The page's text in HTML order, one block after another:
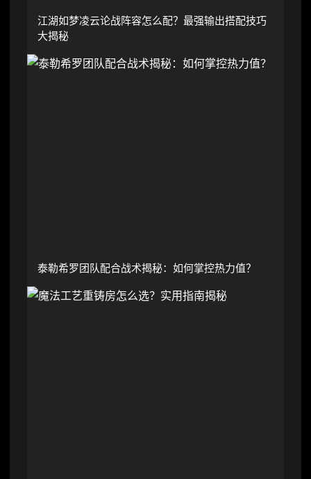
江湖如梦凌云论战阵容怎么配？最强输出搭配技巧
大揭秘
泰勒希罗团队配合战术揭秘：如何掌控热力值？